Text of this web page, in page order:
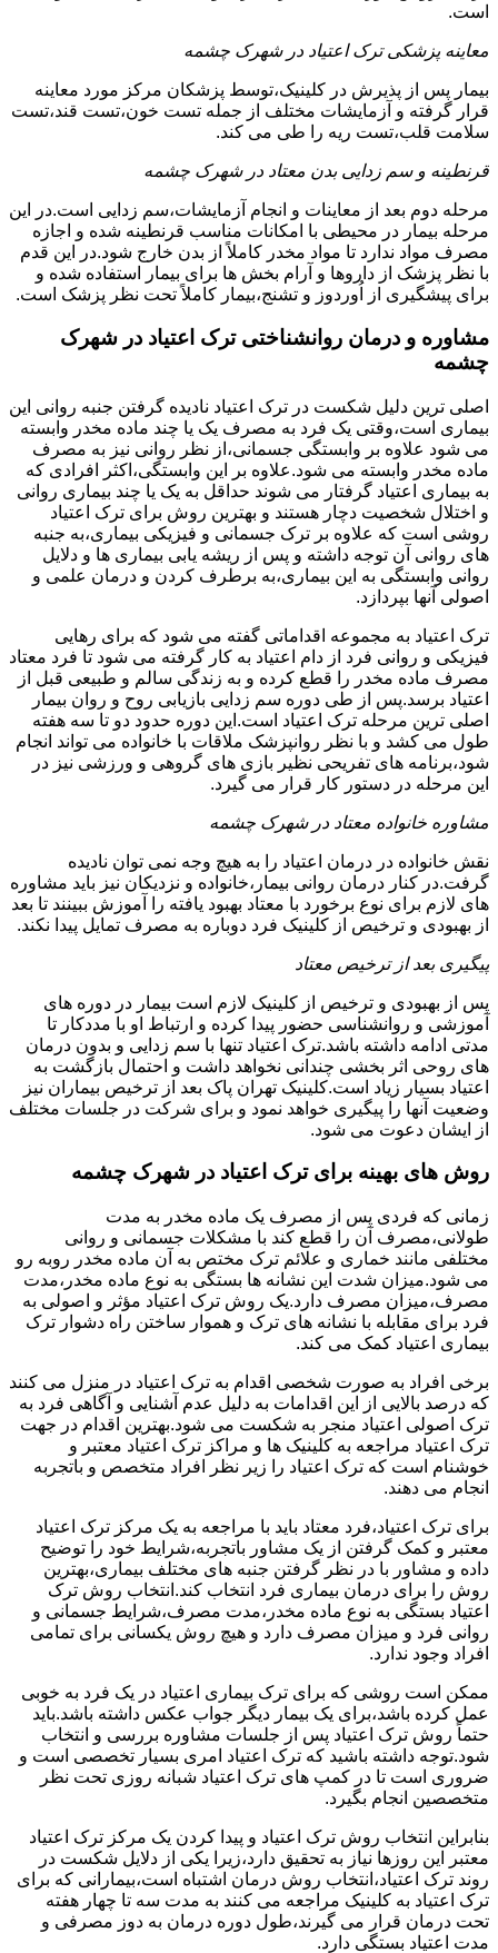
است.
معاینه پزشکی ترک اعتیاد در شهرک چشمه
بیمار پس از پذیرش در کلینیک،توسط پزشکان مرکز مورد معاینه
قرار گرفته و آزمایشات مختلف از جمله تست خون،تست قند،تست
سلامت قلب،تست ریه را طی می کند.
قرنطینه و سم زدایی بدن معتاد در شهرک چشمه
مرحله دوم بعد از معاینات و انجام آزمایشات،سم زدایی است.در این
مرحله بیمار در محیطی با امکانات مناسب قرنطینه شده و اجازه
مصرف مواد ندارد تا مواد مخدر کاملاً از بدن خارج شود.در این قدم
با نظر پزشک از داروها و آرام بخش ها برای بیمار استفاده شده و
برای پیشگیری از اُوردوز و تشنج،بیمار کاملاً تحت نظر پزشک است.
مشاوره و درمان روانشناختی ترک اعتیاد در شهرک
چشمه
اصلی ترین دلیل شکست در ترک اعتیاد نادیده گرفتن جنبه روانی این
بیماری است،وقتی یک فرد به مصرف یک یا چند ماده مخدر وابسته
می شود علاوه بر وابستگی جسمانی،از نظر روانی نیز به مصرف
ماده مخدر وابسته می شود.علاوه بر این وابستگی،اکثر افرادی که
به بیماری اعتیاد گرفتار می شوند حداقل به یک یا چند بیماری روانی
و اختلال شخصیت دچار هستند و بهترین روش برای ترک اعتیاد
روشی است که علاوه بر ترک جسمانی و فیزیکی بیماری،به جنبه
های روانی آن توجه داشته و پس از ریشه یابی بیماری ها و دلایل
روانی وابستگی به این بیماری،به برطرف کردن و درمان علمی و
اصولی آنها بپردازد.
ترک اعتیاد به مجموعه اقداماتی گفته می شود که برای رهایی
فیزیکی و روانی فرد از دام اعتیاد به کار گرفته می شود تا فرد معتاد
مصرف ماده مخدر را قطع کرده و به زندگی سالم و طبیعی قبل از
اعتیاد برسد.پس از طی دوره سم زدایی بازیابی روح و روان بیمار
اصلی ترین مرحله ترک اعتیاد است.این دوره حدود دو تا سه هفته
طول می کشد و با نظر روانپزشک ملاقات با خانواده می تواند انجام
شود،برنامه های تفریحی نظیر بازی های گروهی و ورزشی نیز در
این مرحله در دستور کار قرار می گیرد.
مشاوره خانواده معتاد در شهرک چشمه
نقش خانواده در درمان اعتیاد را به هیچ وجه نمی توان نادیده
گرفت.در کنار درمان روانی بیمار،خانواده و نزدیکان نیز باید مشاوره
های لازم برای نوع برخورد با معتاد بهبود یافته را آموزش ببینند تا بعد
از بهبودی و ترخیص از کلینیک فرد دوباره به مصرف تمایل پیدا نکند.
پیگیری بعد از ترخیص معتاد
پس از بهبودی و ترخیص از کلینیک لازم است بیمار در دوره های
آموزشی و روانشناسی حضور پیدا کرده و ارتباط او با مددکار تا
مدتی ادامه داشته باشد.ترک اعتیاد تنها با سم زدایی و بدون درمان
های روحی اثر بخشی چندانی نخواهد داشت و احتمال بازگشت به
اعتیاد بسیار زیاد است.کلینیک تهران پاک بعد از ترخیص بیماران نیز
وضعیت آنها را پیگیری خواهد نمود و برای شرکت در جلسات مختلف
از ایشان دعوت می شود.
روش های بهینه برای ترک اعتیاد در شهرک چشمه
زمانی که فردی پس از مصرف یک ماده مخدر به مدت
طولانی،مصرف آن را قطع کند با مشکلات جسمانی و روانی
مختلفی مانند خماری و علائم ترک مختص به آن ماده مخدر روبه رو
می شود.میزان شدت این نشانه ها بستگی به نوع ماده مخدر،مدت
مصرف،میزان مصرف دارد.یک روش ترک اعتیاد مؤثر و اصولی به
فرد برای مقابله با نشانه های ترک و هموار ساختن راه دشوار ترک
بیماری اعتیاد کمک می کند.
برخی افراد به صورت شخصی اقدام به ترک اعتیاد در منزل می کنند
که درصد بالایی از این اقدامات به دلیل عدم آشنایی و آگاهی فرد به
ترک اصولی اعتیاد منجر به شکست می شود.بهترین اقدام در جهت
ترک اعتیاد مراجعه به کلینیک ها و مراکز ترک اعتیاد معتبر و
خوشنام است که ترک اعتیاد را زیر نظر افراد متخصص و باتجربه
انجام می دهند.
برای ترک اعتیاد،فرد معتاد باید با مراجعه به یک مرکز ترک اعتیاد
معتبر و کمک گرفتن از یک مشاور باتجربه،شرایط خود را توضیح
داده و مشاور با در نظر گرفتن جنبه های مختلف بیماری،بهترین
روش را برای درمان بیماری فرد انتخاب کند.انتخاب روش ترک
اعتیاد بستگی به نوع ماده مخدر،مدت مصرف،شرایط جسمانی و
روانی فرد و میزان مصرف دارد و هیچ روش یکسانی برای تمامی
افراد وجود ندارد.
ممکن است روشی که برای ترک بیماری اعتیاد در یک فرد به خوبی
عمل کرده باشد،برای یک بیمار دیگر جواب عکس داشته باشد.باید
حتماً روش ترک اعتیاد پس از جلسات مشاوره بررسی و انتخاب
شود.توجه داشته باشید که ترک اعتیاد امری بسیار تخصصی است و
ضروری است تا در کمپ های ترک اعتیاد شبانه روزی تحت نظر
متخصصین انجام بگیرد.
بنابراین انتخاب روش ترک اعتیاد و پیدا کردن یک مرکز ترک اعتیاد
معتبر این روزها نیاز به تحقیق دارد،زیرا یکی از دلایل شکست در
روند ترک اعتیاد،انتخاب روش درمان اشتباه است،بیمارانی که برای
ترک اعتیاد به کلینیک مراجعه می کنند به مدت سه تا چهار هفته
تحت درمان قرار می گیرند،طول دوره درمان به دوز مصرفی و
مدت اعتیاد بستگی دارد.